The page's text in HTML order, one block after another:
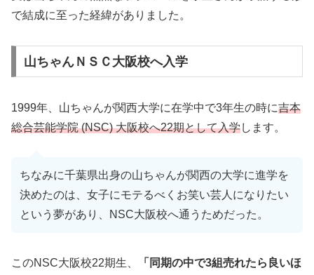
で結成に至った経緯がありました。
山ちゃんＮＳＣ大阪校へ入学
1999年、山ちゃんが関西大学に在学中で3年生の時に吉本
総合芸能学院 (NSC) 大阪校へ22期として入学します。
ちなみに千葉県出身の山ちゃんが関西の大学に進学を
決めたのは、女子にモテるべくお笑い芸人になりたい
という夢があり、NSC大阪校へ通うためだった。
このNSC大阪校22期生、
「同期の中で3組売れたら良いほ